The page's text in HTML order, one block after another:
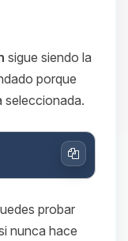
sigue siendo la
porque
seleccionada.
Copiar
probar
nunca hace